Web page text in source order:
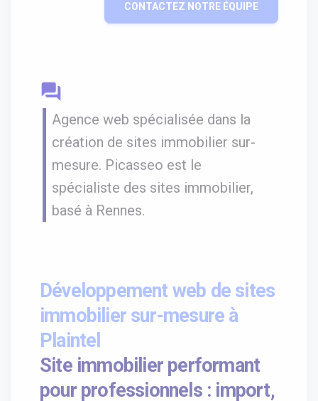
CONTACTEZ NOTRE ÉQUIPE
question_answer
Agence web spécialisée dans la
création de sites immobilier sur-
mesure. Picasseo est le
spécialiste des sites immobilier,
basé à Rennes.
Développement web de sites
immobilier sur-mesure à
Plaintel
Site immobilier performant
pour professionnels : import,